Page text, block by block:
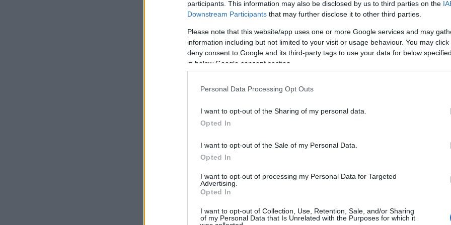
participants. This information may also be disclosed by us to third parties on the
Downstream Participants that may further disclose it to other third parties.
Please note that this website/app uses one or more Google services and may
information including but not limited to your visit or usage behaviour. You may
deny consent to Google and its third-party tags to use your data for below
in below Google consent section.
Personal Data Processing Opt Outs
I want to opt-out of the Sharing of my personal data.
Opted In
I want to opt-out of the Sale of my Personal Data.
Opted In
I want to opt-out of processing my Personal Data for Targeted
Advertising.
Opted In
I want to opt-out of Collection, Use, Retention, Sale, and/or Sharing
of my Personal Data that Is Unrelated with the Purposes for which it